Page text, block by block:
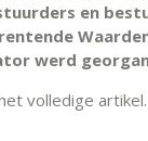
en
werd
volledige artikel.